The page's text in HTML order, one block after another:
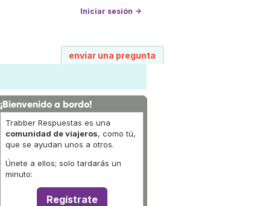
Iniciar sesión →
enviar una pregunta
¡Bienvenido a bordo!
Trabber Respuestas es una
comunidad de viajeros, como tú,
que se ayudan unos a otros.
Únete a ellos; solo tardarás un
minuto:
Regístrate